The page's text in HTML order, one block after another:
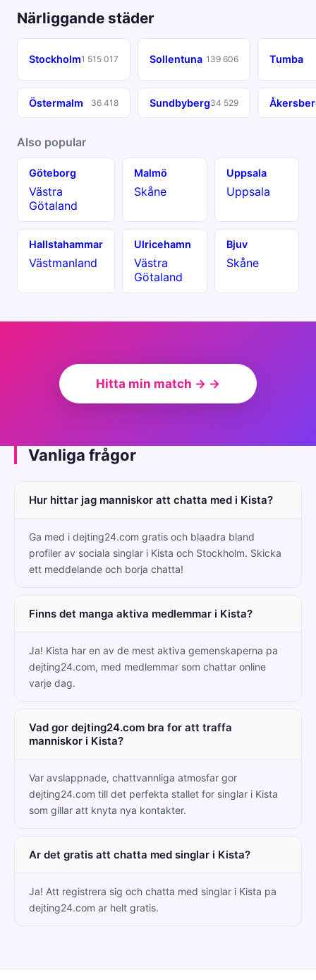
Närliggande städer
Stockholm1 515 017 Sollentuna 139 606 Tumba
Östermalm 36 418 Sundbyberg34 529
Also popular
Göteborg
Västra
Götaland
Malmö
Skåne
Uppsala
Uppsala
Hallstahammar
Västmanland
Ulricehamn
Västra
Götaland
Bjuv
Skåne
Hitta min match → →
Vanliga frågor
Hur hittar jag manniskor att chatta med i Kista?
Ga med i dejting24.com gratis och blaadra bland
profiler av sociala singlar i Kista och Stockholm. Skicka
ett meddelande och borja chatta!
Finns det manga aktiva medlemmar i Kista?
Ja! Kista har en av de mest aktiva gemenskaperna pa
dejting24.com, med medlemmar som chattar online
varje dag.
Vad gor dejting24.com bra for att traffa
manniskor i Kista?
Var avslappnade, chattvannliga atmosfar gor
dejting24.com till det perfekta stallet for singlar i Kista
som gillar att knyta nya kontakter.
Ar det gratis att chatta med singlar i Kista?
Ja! Att registrera sig och chatta med singlar i Kista pa
dejting24.com ar helt gratis.